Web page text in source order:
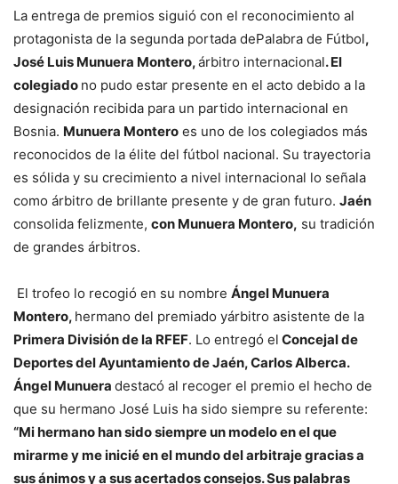
La entrega de premios siguió con el reconocimiento al
protagonista de la segunda portada dePalabra de Fútbol,
José Luis Munuera Montero,árbitro internacional. El
colegiado no pudo estar presente en el acto debido a la
designación recibida para un partido internacional en
Bosnia. Munuera Montero es uno de los colegiados más
reconocidos de la élite del fútbol nacional. Su trayectoria
es sólida y su crecimiento a nivel internacional lo señala
como árbitro de brillante presente y de gran futuro. Jaén
consolida felizmente, con Munuera Montero, su tradición
de grandes árbitros.
El trofeo lo recogió en su nombre Ángel Munuera
Montero, hermano del premiado yárbitro asistente de la
Primera División de la RFEF. Lo entregó el Concejal de
Deportes del Ayuntamiento de Jaén, Carlos Alberca.
Ángel Munuera destacó al recoger el premio el hecho de
que su hermano José Luis ha sido siempre su referente:
“Mi hermano han sido siempre un modelo en el que
mirarme y me inicié en el mundo del arbitraje gracias a
sus ánimos y a sus acertados consejos. Sus palabras